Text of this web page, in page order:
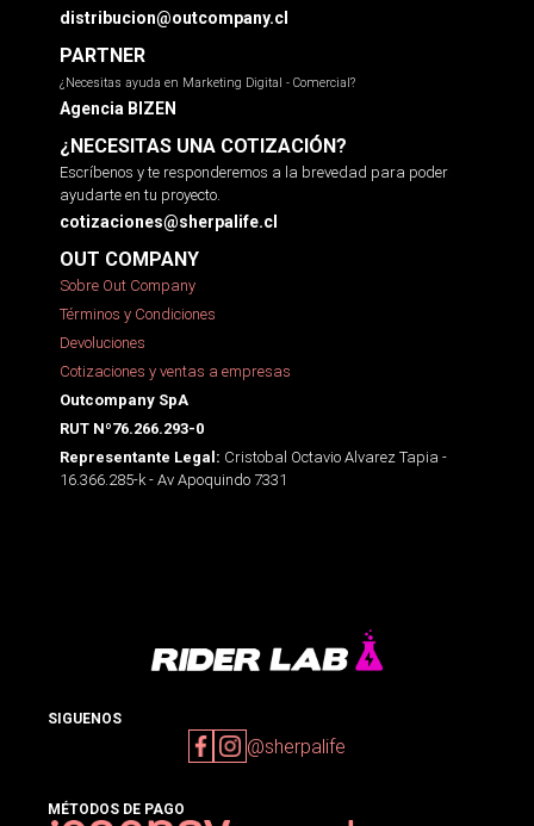
distribucion@outcompany.cl
PARTNER
¿Necesitas ayuda en Marketing Digital - Comercial?
Agencia BIZEN
¿NECESITAS UNA COTIZACIÓN?
Escríbenos y te responderemos a la brevedad para poder
ayudarte en tu proyecto.
cotizaciones@sherpalife.cl
OUT COMPANY
Sobre Out Company
Términos y Condiciones
Devoluciones
Cotizaciones y ventas a empresas
Outcompany SpA
RUT Nº76.266.293-0
Representante Legal: Cristobal Octavio Alvarez Tapia -
16.366.285-k - Av Apoquindo 7331
SIGUENOS
@sherpalife
MÉTODOS DE PAGO